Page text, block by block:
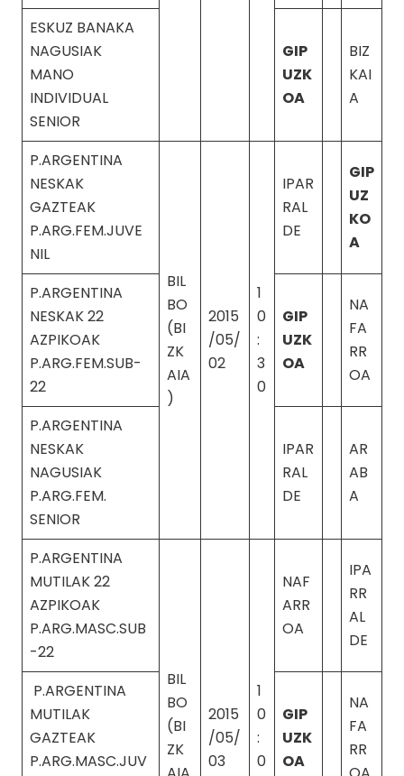
ESKUZ BANAKA
NAGUSIAK
MANO
INDIVIDUAL
SENIOR
GIP
UZK
OA
BIZ
KAI
A
P.ARGENTINA
NESKAK
GAZTEAK
P.ARG.FEM.JUVE
NIL
BIL
BO
(BI
ZK
AIA
)
2015
/05/
02
1
0
:
3
0
IPAR
RAL
DE
GIP
UZ
KO
A
P.ARGENTINA
NESKAK 22
AZPIKOAK
P.ARG.FEM.SUB-
22
GIP
UZK
OA
NA
FA
RR
OA
P.ARGENTINA
NESKAK
NAGUSIAK
P.ARG.FEM.
SENIOR
IPAR
RAL
DE
AR
AB
A
P.ARGENTINA
MUTILAK 22
AZPIKOAK
P.ARG.MASC.SUB
-22
BIL
BO
(BI
ZK
2015
/05/
03
1
0
:
0
NAF
ARR
OA
IPA
RR
AL
DE
P.ARGENTINA
MUTILAK
GAZTEAK
P.ARG.MASC.JUV
GIP
UZK
OA
NA
FA
RR